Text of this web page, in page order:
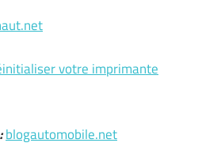
votre imprimante
blogautomobile.net